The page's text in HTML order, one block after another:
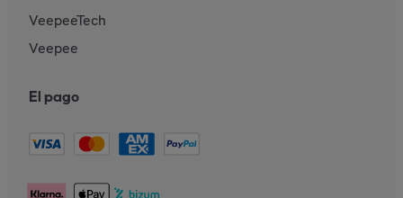
VeepeeTech
Veepee
El pago